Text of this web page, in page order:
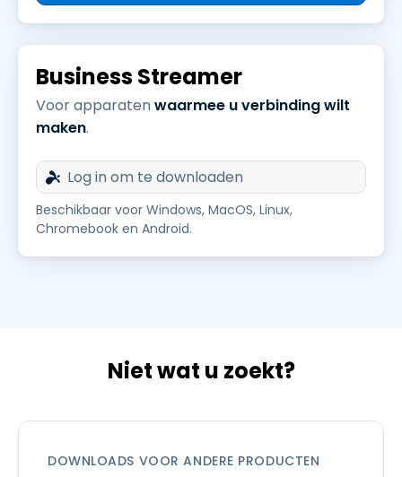
Business Streamer
Voor apparatenwaarmee u verbinding wilt
maken.
Log in om te downloaden
Beschikbaar voor Windows, MacOS, Linux,
Chromebook en Android.
Niet wat u zoekt?
DOWNLOADS VOOR ANDERE PRODUCTEN